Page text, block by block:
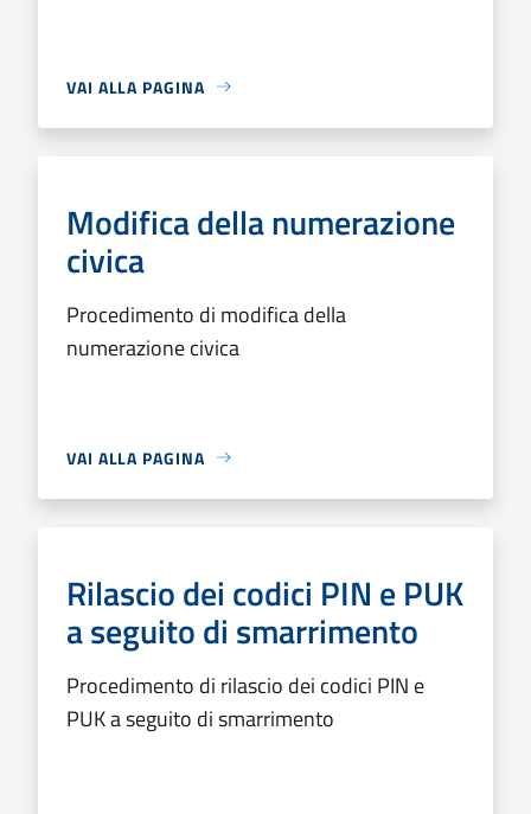
VAI ALLA PAGINA
Modifica della numerazione
civica
Procedimento di modifica della
numerazione civica
VAI ALLA PAGINA
Rilascio dei codici PIN e PUK
a seguito di smarrimento
Procedimento di rilascio dei codici PIN e
PUK a seguito di smarrimento